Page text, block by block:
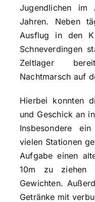
Jugendlichen
Jahren. Neben
Ausflug in den
Schneverdingen
Zeltlager
Nachtmarsch auf
Hierbei konnten
und Geschick an
Insbesondere
vielen Stationen
Aufgabe einen
10m zu ziehen
Gewichten.
Getränke mit